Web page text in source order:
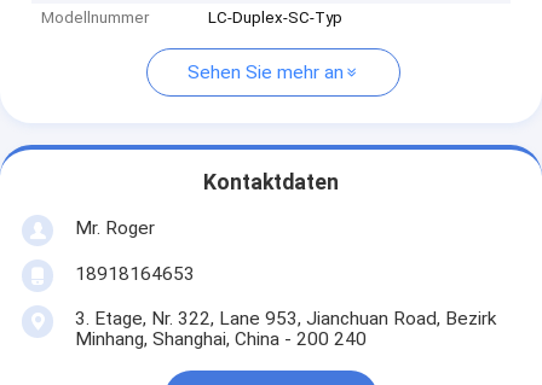
Modellnummer
LC-Duplex-SC-Typ
Sehen Sie mehr an
Kontaktdaten
Mr. Roger
18918164653
3. Etage, Nr. 322, Lane 953, Jianchuan Road, Bezirk
Minhang, Shanghai, China - 200 240